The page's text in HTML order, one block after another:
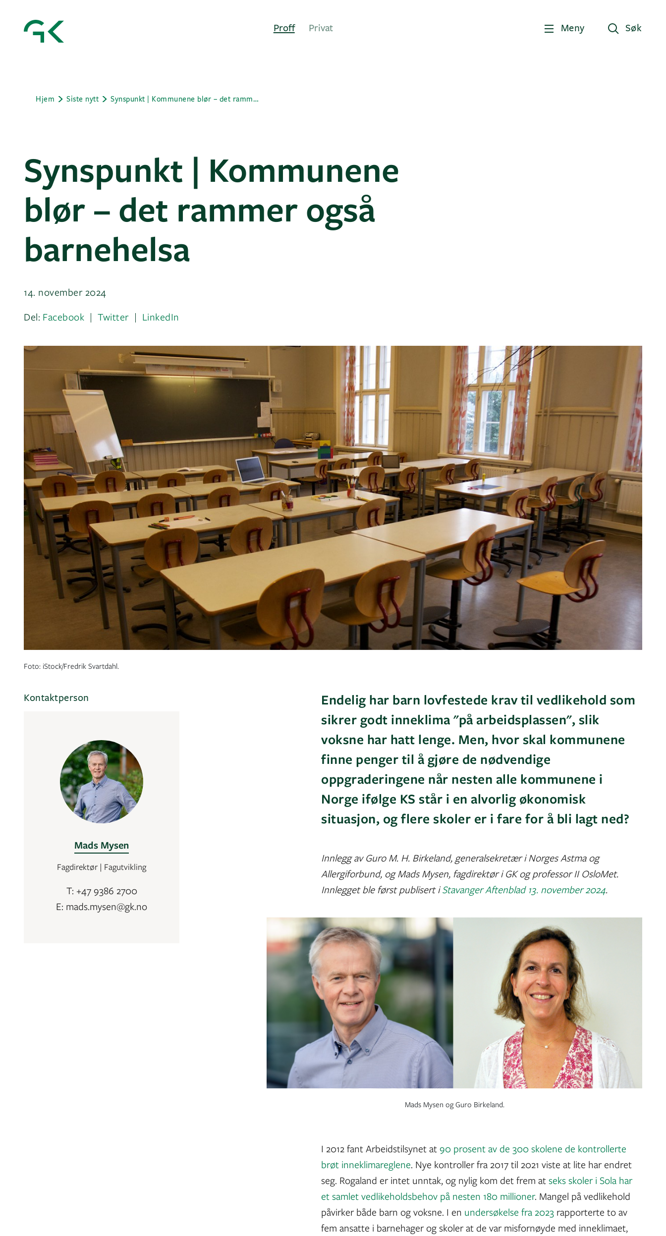
Proff Privat Meny Søk
Hjem Siste nytt Synspunkt | Kommunene blør – det rammer også barnehelsa
Synspunkt | Kommunene
blør – det rammer også
barnehelsa
14. november 2024
Del: Facebook Twitter LinkedIn
Foto: iStock/Fredrik Svartdahl.
Kontaktperson
Mads Mysen
Fagdirektør | Fagutvikling
T: +47 9386 2700
E: mads.mysen@gk.no
Endelig har barn lovfestede krav til vedlikehold som
sikrer godt inneklima "på arbeidsplassen", slik
voksne har hatt lenge. Men, hvor skal kommunene
finne penger til å gjøre de nødvendige
oppgraderingene når nesten alle kommunene i
Norge ifølge KS står i en alvorlig økonomisk
situasjon, og flere skoler er i fare for å bli lagt ned?
Innlegg av Guro M. H. Birkeland, generalsekretær i Norges Astma og
Allergiforbund, og Mads Mysen, fagdirektør i GK og professor II OsloMet.
Innlegget ble først publisert iStavanger Aftenblad 13. november 2024.
Mads Mysen og Guro Birkeland.
I 2012 fant Arbeidstilsynet at90 prosent av de 300 skolene de kontrollerte
brøt inneklimareglene. Nye kontroller fra 2017 til 2021 viste at lite har endret
seg. Rogaland er intet unntak, og nylig kom det frem atseks skoler i Sola har
et samlet vedlikeholdsbehov på nesten 180 millioner. Mangel på vedlikehold
påvirker både barn og voksne. I en undersøkelse fra 2023 rapporterte to av
fem ansatte i barnehager og skoler at de var misfornøyde med inneklimaet,